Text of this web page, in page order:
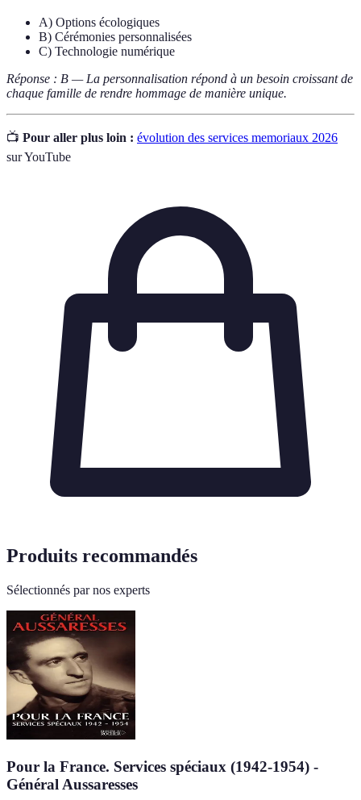
A) Options écologiques
B) Cérémonies personnalisées
C) Technologie numérique
Réponse : B — La personnalisation répond à un besoin croissant de
chaque famille de rendre hommage de manière unique.
📺 Pour aller plus loin : évolution des services memoriaux 2026
sur YouTube
Produits recommandés
Sélectionnés par nos experts
Pour la France. Services spéciaux (1942-1954) -
Général Aussaresses